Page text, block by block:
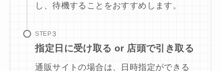
し、待機することをおすすめします。
STEP
指定日に受け取る or 店頭で引き取る
通販サイトの場合は、日時指定ができる